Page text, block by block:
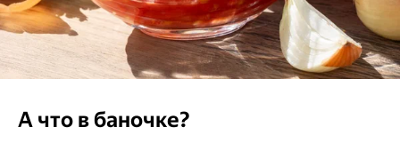
А что в баночке?